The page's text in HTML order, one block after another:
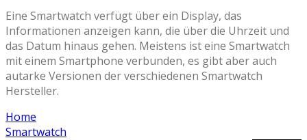
Eine Smartwatch verfügt über ein Display, das
Informationen anzeigen kann, die über die Uhrzeit und
das Datum hinaus gehen. Meistens ist eine Smartwatch
mit einem Smartphone verbunden, es gibt aber auch
autarke Versionen der verschiedenen Smartwatch
Hersteller.
Home
Smartwatch